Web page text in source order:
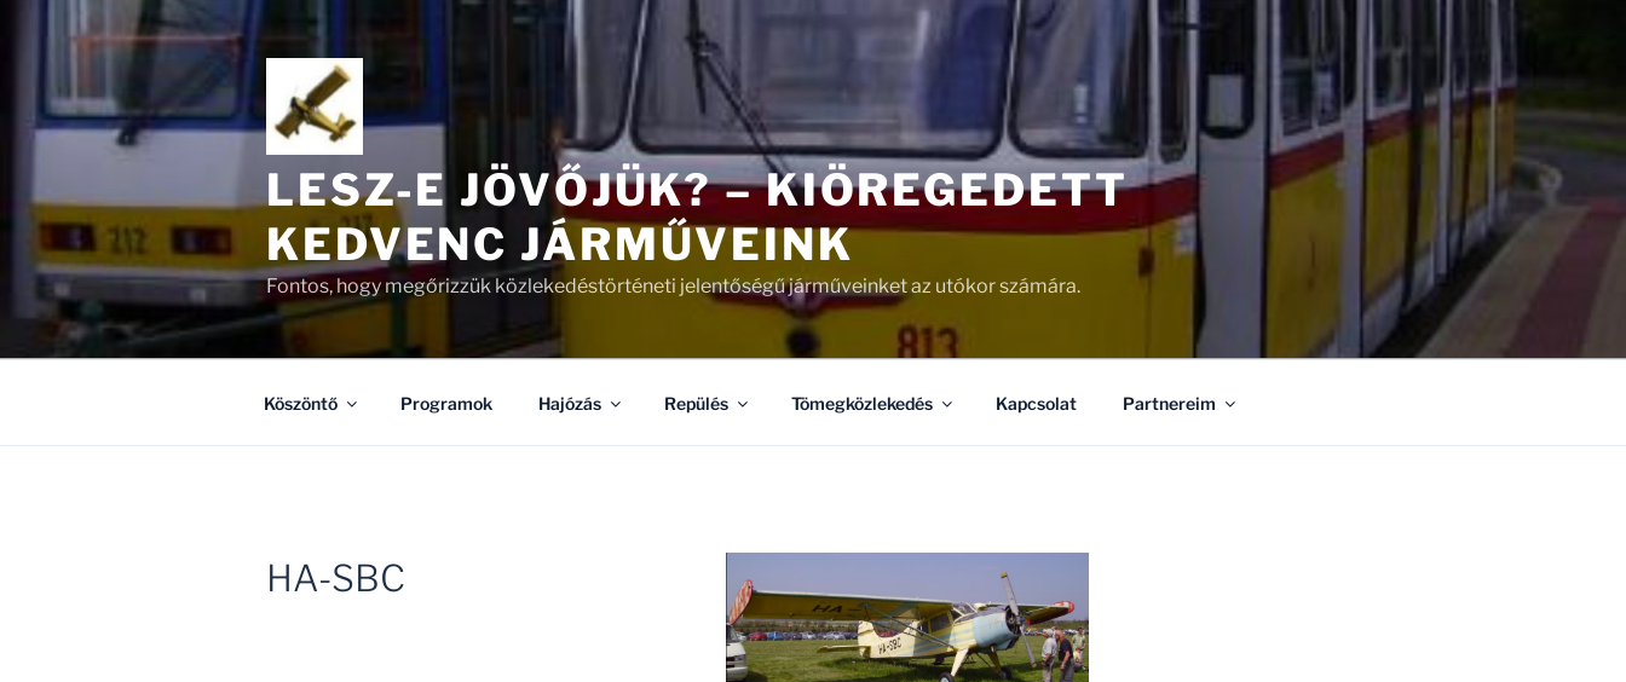
LESZ-E JÖVŐJÜK? – KIÖREGEDETT
KEDVENC JÁRMŰVEINK
Fontos, hogy megőrizzük közlekedéstörténeti jelentőségű járműveinket az utókor számára.
Köszöntő Programok Hajózás Repülés Tömegközlekedés Kapcsolat Partnereim
HA-SBC